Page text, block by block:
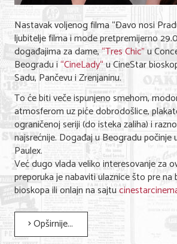
Nastavak voljenog filma “Đavo nosi
ljubitelje filma i mode pretpremijerno
događajima za dame,“Tres Chic”u
Beogradu i“CineLady“u CineStar
Sadu, Pančevu i Zrenjaninu.
To će biti veče ispunjeno smehom,
atmosferom uz piće dobrodošlice,
ograničenoj seriji (do isteka zaliha) i
najsrećnije. Događaj u Beogradu počinje
Paulex.
Već dugo vlada veliko interesovanje za
preporuka je nabaviti ulaznice što pre na
bioskopa ili onlajn na sajtu
Opširnije...